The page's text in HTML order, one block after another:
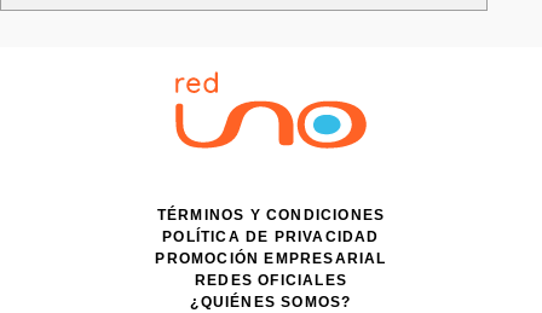
TÉRMINOS Y CONDICIONES
POLÍTICA DE PRIVACIDAD
PROMOCIÓN EMPRESARIAL
REDES OFICIALES
¿QUIÉNES SOMOS?